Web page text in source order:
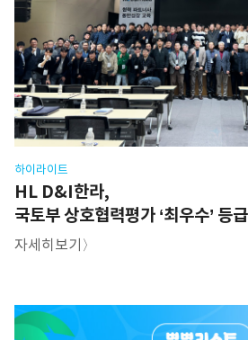
하이라이트
HL D&I한라,
국토부 상호협력평가 ‘최우수’ 등
자세히보기〉